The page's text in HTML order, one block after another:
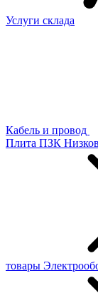
Услуги склада
Кабель и провод
Плита ПЗК
товары